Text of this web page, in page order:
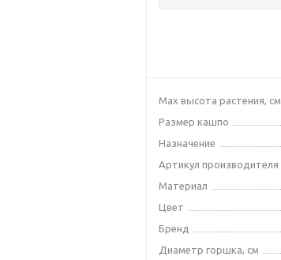
Max высота растения, см
Размер кашпо
Назначение
Артикул производителя
Материал
Цвет
Бренд
Диаметр горшка, см